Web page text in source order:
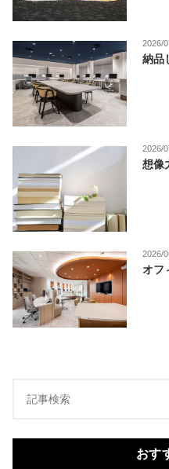
2026/
納品
2026/
想像
2026/
オフ
おす